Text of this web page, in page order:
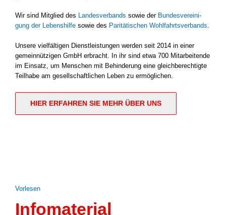
Wir sind Mit­glied des Lan­des­ver­bands sowie der Bun­des­ver­ei­ni­
gung der Lebens­hil­fe sowie des Pari­tä­ti­schen Wohl­fahrts­ver­bands.
Unse­re viel­fäl­ti­gen Dienst­leis­tun­gen wer­den seit 2014 in einer
gemein­nüt­zi­gen GmbH erbracht. In ihr sind etwa 700 Mit­ar­bei­ten­de
im Ein­satz, um Men­schen mit Behin­de­rung eine gleich­be­rech­tig­te
Teil­ha­be am gesell­schaft­li­chen Leben zu ermög­li­chen.
HIER ERFAH­REN SIE MEHR ÜBER UNS
Vor­le­sen
Infomaterial